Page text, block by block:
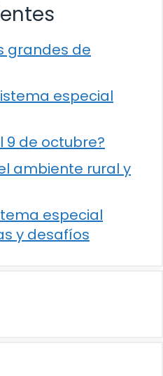
grandes de
especial
9 de octubre?
ambiente rural y
especial
y desafíos